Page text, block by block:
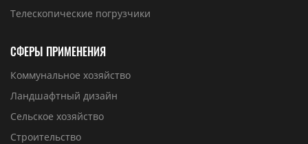
Телескопические погрузчики
СФЕРЫ ПРИМЕНЕНИЯ
Коммунальное хозяйство
Ландшафтный дизайн
Сельское хозяйство
Строительство